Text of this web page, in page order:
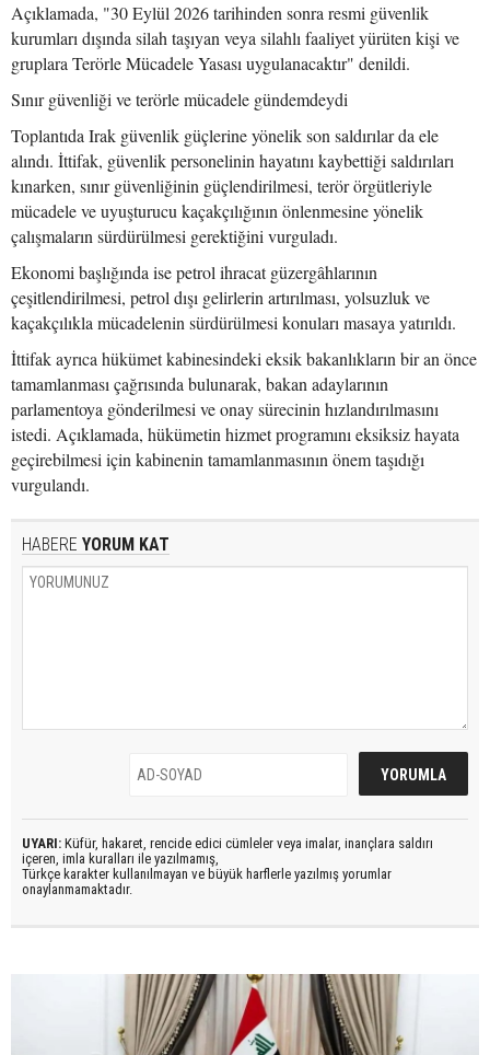
Açıklamada, "30 Eylül 2026 tarihinden sonra resmi güvenlik
kurumları dışında silah taşıyan veya silahlı faaliyet yürüten kişi ve
gruplara Terörle Mücadele Yasası uygulanacaktır" denildi.
Sınır güvenliği ve terörle mücadele gündemdeydi
Toplantıda Irak güvenlik güçlerine yönelik son saldırılar da ele
alındı. İttifak, güvenlik personelinin hayatını kaybettiği saldırıları
kınarken, sınır güvenliğinin güçlendirilmesi, terör örgütleriyle
mücadele ve uyuşturucu kaçakçılığının önlenmesine yönelik
çalışmaların sürdürülmesi gerektiğini vurguladı.
Ekonomi başlığında ise petrol ihracat güzergâhlarının
çeşitlendirilmesi, petrol dışı gelirlerin artırılması, yolsuzluk ve
kaçakçılıkla mücadelenin sürdürülmesi konuları masaya yatırıldı.
İttifak ayrıca hükümet kabinesindeki eksik bakanlıkların bir an önce
tamamlanması çağrısında bulunarak, bakan adaylarının
parlamentoya gönderilmesi ve onay sürecinin hızlandırılmasını
istedi. Açıklamada, hükümetin hizmet programını eksiksiz hayata
geçirebilmesi için kabinenin tamamlanmasının önem taşıdığı
vurgulandı.
HABERE YORUM KAT
UYARI: Küfür, hakaret, rencide edici cümleler veya imalar, inançlara saldırı
içeren, imla kuralları ile yazılmamış,
Türkçe karakter kullanılmayan ve büyük harflerle yazılmış yorumlar
onaylanmamaktadır.